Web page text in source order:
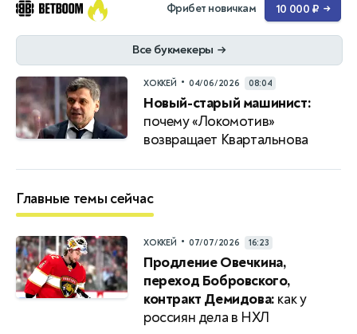
Фрибет новичкам 10 000 ₽ →
Все букмекеры →
ХОККЕЙ • 04/06/2026 08:04
Новый-старый машинист:
почему «Локомотив»
возвращает Квартальнова
Главные темы сейчас
ХОККЕЙ • 07/07/2026 16:23
Продление Овечкина,
переход Бобровского,
контракт Демидова: как у
россиян дела в НХЛ